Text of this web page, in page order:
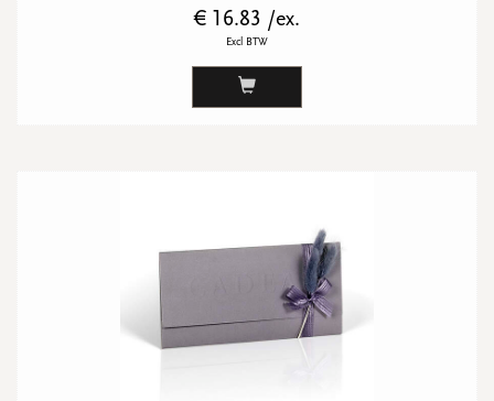
€ 16.83 /ex.
Excl BTW